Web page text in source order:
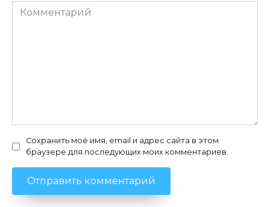
Комментарий
Сохранить моё имя, email и адрес сайта в этом
браузере для последующих моих комментариев.